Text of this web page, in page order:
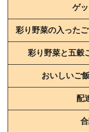
ゲ
彩り野菜の入った
彩り野菜と五穀
おいしいご
配